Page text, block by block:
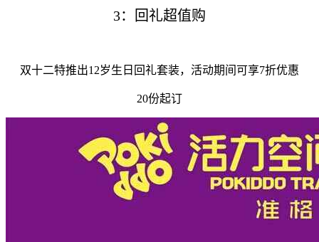
3：回礼超值购
双十二特推出12岁生日回礼套装，活动期间可享7折优惠
20份起订